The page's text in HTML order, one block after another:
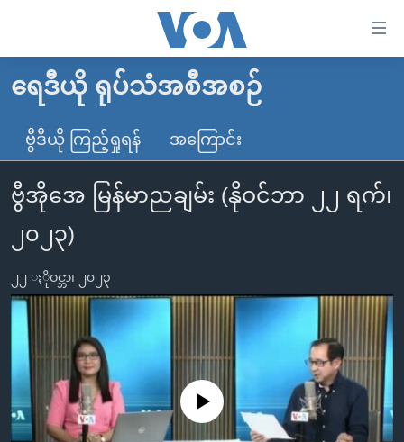
လွယ်ကူ
သည့်
Link
များ
ပင်မ
သို့
ကျော်
ကြည့်
ပင်မ
အ
ညွန်း
မူလစာမျက်နှာ
မြန်မာ
ကမ္ဘာ့သတင်းများ
နိုင်ငံတကာ
အမေရိကန်
အစ္စရေး-ပါလက်စတိုင်း
ဗွီဒီယို
သတင်းလွတ်လပ်ခွင့်
ရပ်ဝန်းတခု လမ်းတခု အလွန်
အင်္ဂလိပ်စာလေ့လာမယ်
အမေရိကန်သုံးအီဒီယံ
မကြေးမုံရဲ့ အင်္ဂလိပ်စာ
ရုပ်ရှင်ထဲက အင်္ဂလိပ်စာ
သုတပဒေသာ အင်္ဂလိပ်စာ
အပတ်စဉ်ကဏ္ဍများ
ရေဒီယို
ရေဒီယိုနှင့်ရုပ်သံ အချက်အလက်များ
ရေဒီယို/တီဗွီအစီအစဉ်
Learning English
ရေဒီယို ရုပ်သံအစီအစဉ်
ဗွီဒီယို ကြည့်ရှုရန် အကြောင်း
ဗွီအိုအေ မြန်မာညချမ်း (နိုဝင်ဘာ ၂၂ ရက်၊
၂၀၂၃)
၂၂ ႏိုဝင္ဘာ၊ ၂၀၂၃
No media source currently available